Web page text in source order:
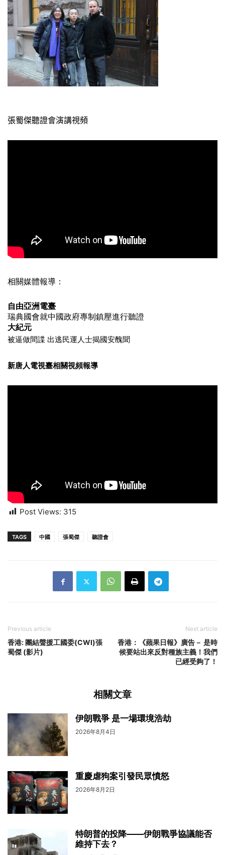
張蜀傑聽證會演講視頻
相關媒體報導：
自由亞洲電臺
瑞典國會就中國政府專制鎮壓進行聽證
大紀元
被逼做間諜 出逃民運人士揭國安醜聞
新唐人電視臺相關視頻報導
Post Views: 315
TAGS 中國 張蜀傑 聽證會
Previous article
香港: 團結聲援工國委(CWI)張
蜀傑 (影片)
Next article
香港：《蘋果日報》廣告－ 是時
候要站出來反對種族主義！我們
已經受夠了！
相關文章
伊朗戰爭 是一場環境浩劫
2026年8月4日
重慶虐狗案引發民眾憤怒
2026年8月2日
特朗普的投降——伊朗戰爭協議能否
維持下去？